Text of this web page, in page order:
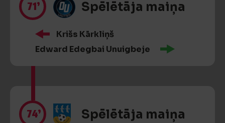
71’ Spēlētāja maiņa
Krišs Kārkliņš
Edward Edegbai Unuigbeje
74’ Spēlētāja maiņa